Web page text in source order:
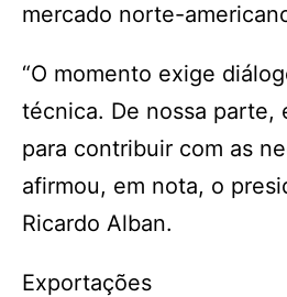
mercado norte-
“O momento exige
técnica. De nossa parte,
para contribuir com as
afirmou, em nota, o
Ricardo Alban.
Exportações